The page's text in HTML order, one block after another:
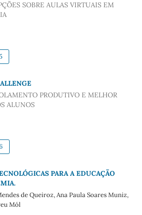
SOBRE AULAS VIRTUAIS EM
PRODUTIVO E MELHOR
ALUNOS
PARA A EDUCAÇÃO
de Queiroz, Ana Paula Soares Muniz,
Mól